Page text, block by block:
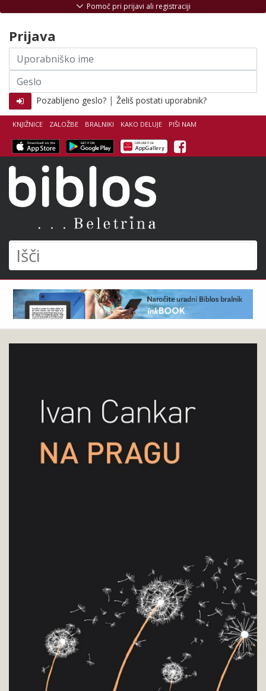
Išči
KNJIŽNICE ZALOŽBE BRALNIKI KAKO DELUJE PIŠI NAM
Facebook
Pomoč pri prijavi ali registraciji
Prijava
Uporabniško
ime
Geslo
Pozabljeno geslo? | Želiš postati uporabnik?
Ivan
pragu